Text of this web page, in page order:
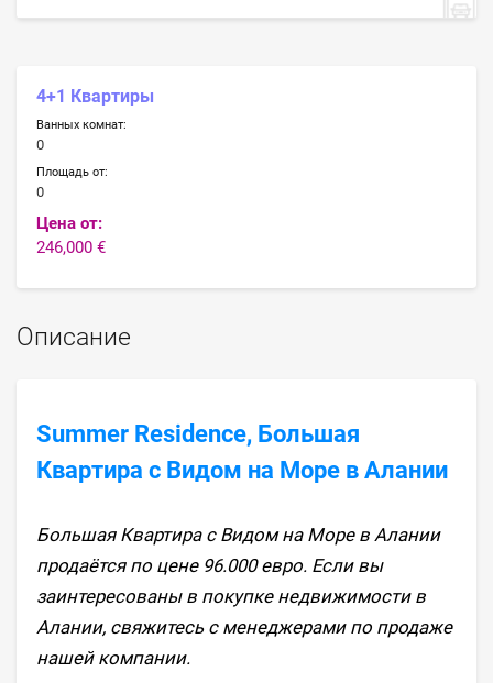
4+1 Квартиры
Ванных комнат:
0
Площадь от:
0
Цена от:
246,000 €
Описание
Summer Residence, Большая
Квартира с Видом на Море в Алании
Большая Квартира с Видом на Море в Алании
продаётся по цене 96.000 евро. Если вы
заинтересованы в покупке недвижимости в
Алании, свяжитесь с менеджерами по продаже
нашей компании.